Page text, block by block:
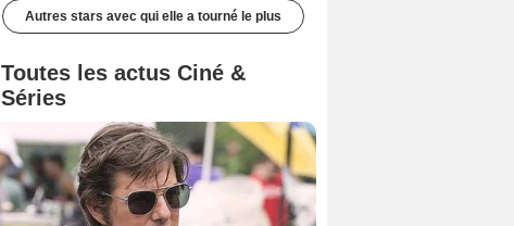
Autres stars avec qui elle a tourné le plus
Toutes les actus Ciné &
Séries